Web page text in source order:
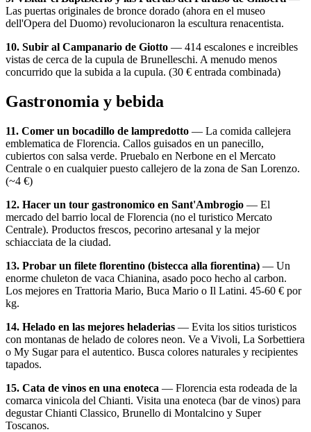
Las puertas originales de bronce dorado (ahora en el museo
dell'Opera del Duomo) revolucionaron la escultura renacentista.
10. Subir al Campanario de Giotto — 414 escalones e increibles
vistas de cerca de la cupula de Brunelleschi. A menudo menos
concurrido que la subida a la cupula. (30 € entrada combinada)
Gastronomia y bebida
11. Comer un bocadillo de lampredotto — La comida callejera
emblematica de Florencia. Callos guisados en un panecillo,
cubiertos con salsa verde. Pruebalo en Nerbone en el Mercato
Centrale o en cualquier puesto callejero de la zona de San Lorenzo.
(~4 €)
12. Hacer un tour gastronomico en Sant'Ambrogio — El
mercado del barrio local de Florencia (no el turistico Mercato
Centrale). Productos frescos, pecorino artesanal y la mejor
schiacciata de la ciudad.
13. Probar un filete florentino (bistecca alla fiorentina) — Un
enorme chuleton de vaca Chianina, asado poco hecho al carbon.
Los mejores en Trattoria Mario, Buca Mario o Il Latini. 45-60 € por
kg.
14. Helado en las mejores heladerias — Evita los sitios turisticos
con montanas de helado de colores neon. Ve a Vivoli, La Sorbettiera
o My Sugar para el autentico. Busca colores naturales y recipientes
tapados.
15. Cata de vinos en una enoteca — Florencia esta rodeada de la
comarca vinicola del Chianti. Visita una enoteca (bar de vinos) para
degustar Chianti Classico, Brunello di Montalcino y Super
Toscanos.